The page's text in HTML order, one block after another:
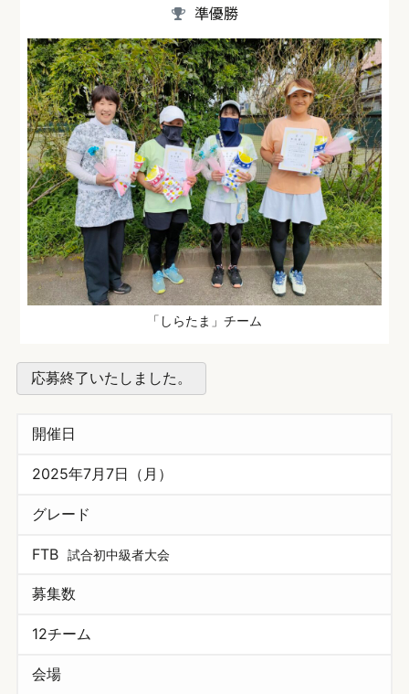
準優勝
「しらたま」チーム
応募終了いたしました。
開催日
2025年7月7日（月）
グレード
FTB 試合初中級者大会
募集数
12チーム
会場